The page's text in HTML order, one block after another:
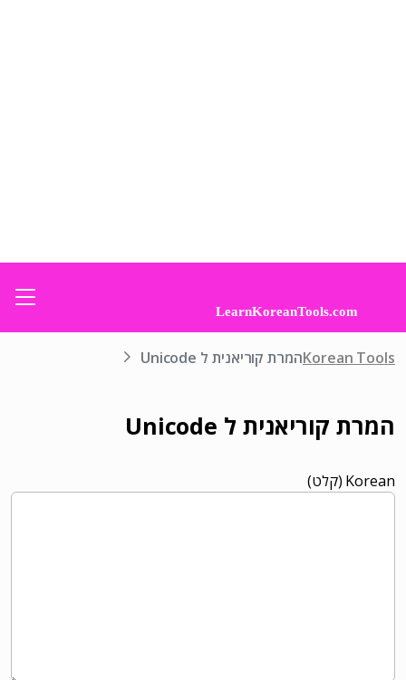
Korean Toolsהמרת קוריאנית ל Unicode
המרת קוריאנית ל Unicode
Korean (קלט)